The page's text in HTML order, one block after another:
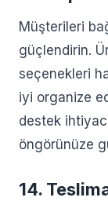
Müşterileri
güçlendirin.
seçenekleri
iyi organize
destek
öngörünüze
14.